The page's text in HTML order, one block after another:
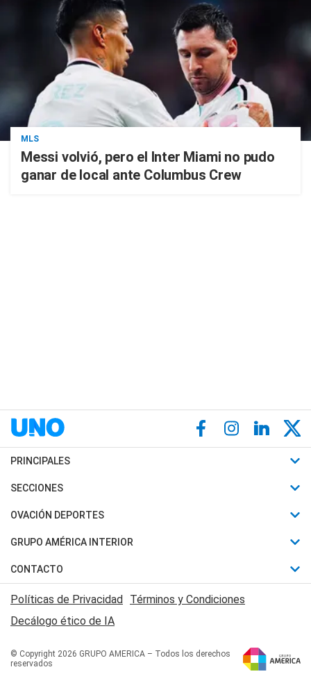
MLS
Messi volvió, pero el Inter Miami no pudo
ganar de local ante Columbus Crew
PRINCIPALES
Últimas Noticias
Política
Judiciales
Economia
SECCIONES
Horóscopo
Motores
Trucos caseros
Series y Películas
Edictos y Solicitadas
OVACIÓN DEPORTES
Fútbol
Mundial
Automovilismo
Rugby
Básquet
GRUPO AMÉRICA INTERIOR
Canal 7 en Vivo
San Juan 8
CONTACTO
Acerca de Nosotros
Contactanos
Políticas de Privacidad Términos y Condiciones
Decálogo ético de IA
© Copyright 2026 GRUPO AMERICA – Todos los derechos
reservados